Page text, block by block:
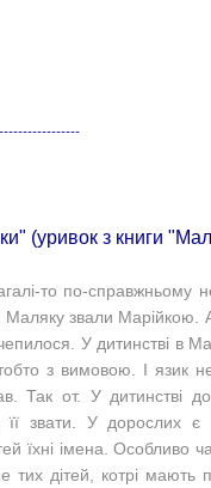
(уривок з книги
то по-справжньому
Маляку звали Марійкою.
У дитинстві в
з вимовою. І язик
Так от. У дитинстві
звати. У дорослих є
їхні імена. Особливо
тих дітей, котрі мають